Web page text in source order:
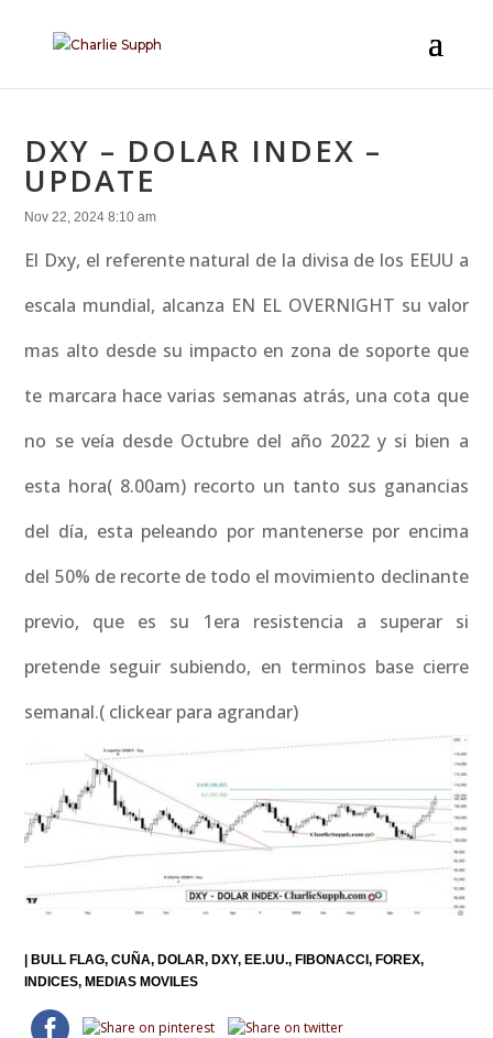
DXY – DOLAR INDEX –
UPDATE
Nov 22, 2024 8:10 am
El Dxy, el referente natural de la divisa de los EEUU a
escala mundial, alcanza EN EL OVERNIGHT su valor
mas alto desde su impacto en zona de soporte que
te marcara hace varias semanas atrás, una cota que
no se veía desde Octubre del año 2022 y si bien a
esta hora( 8.00am) recorto un tanto sus ganancias
del día, esta peleando por mantenerse por encima
del 50% de recorte de todo el movimiento declinante
previo, que es su 1era resistencia a superar si
pretende seguir subiendo, en terminos base cierre
semanal.( clickear para agrandar)
|BULL FLAG CUÑA DOLAR DXY EE.UU. FIBONACCI FOREX
INDICES MEDIAS MOVILES